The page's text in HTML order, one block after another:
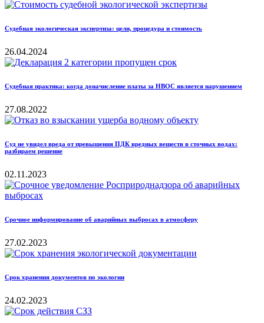
Судебная экологическая экспертиза: цели, процедура и стоимость
26.04.2024
Судебная практика: когда доначисление платы за НВОС является нарушением
27.08.2022
Суд не увидел вреда от превышения ПДК вредных веществ в сточных водах:
разбираем решение
02.11.2023
Срочное информирование об аварийных выбросах в атмосферу
27.02.2023
Срок хранения документов по экологии
24.02.2023